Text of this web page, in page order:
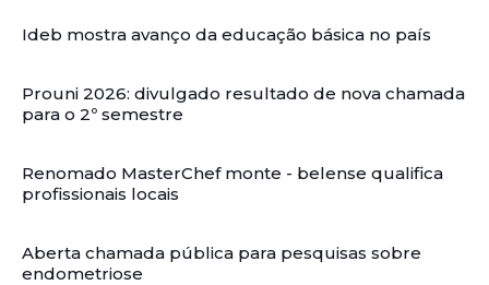
Ideb mostra avanço da educação básica no país
Prouni 2026: divulgado resultado de nova chamada
para o 2º semestre
Renomado MasterChef monte - belense qualifica
profissionais locais
Aberta chamada pública para pesquisas sobre
endometriose